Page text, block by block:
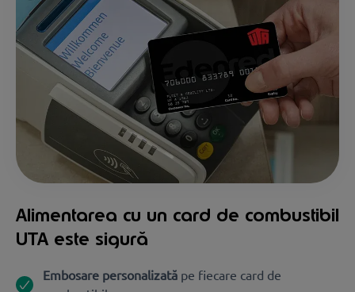
Alimentarea cu un card de combustibil
UTA este sigură
Embosare personalizată pe fiecare card de